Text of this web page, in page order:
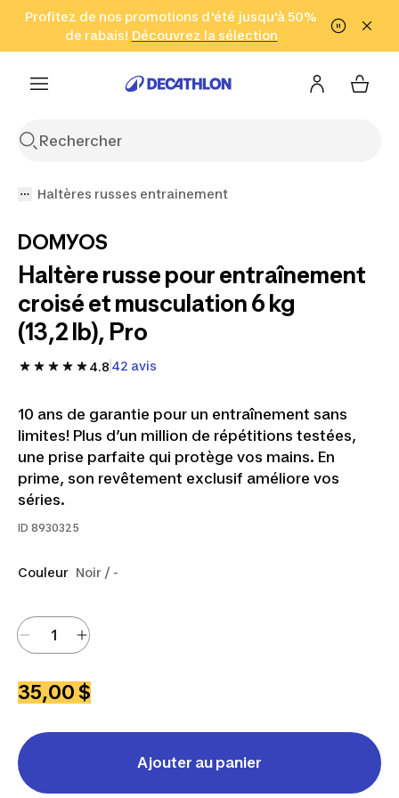
Aller à la recherche Aller au contenu Aller au pied de
Profitez de nos promotions d'été jusqu'à 50%
de rabais! Découvrez la sélection
Cliquez ici
en seulement 2 h!
(Zones sélectionnées)
Haltères russes entrainement
DOMYOS
Haltère russe pour entraînement
croisé et musculation 6 kg
(13,2 lb), Pro
4.8 42 avis
10 ans de garantie pour un entraînement sans
limites! Plus d’un million de répétitions testées,
une prise parfaite qui protège vos mains. En
prime, son revêtement exclusif améliore vos
séries.
ID 8930325
Couleur Noir / -
35,00 $
Ajouter au panier